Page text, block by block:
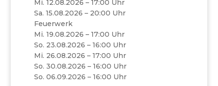
Mi. 12.08.2026 – 17:00 Uhr
Sa. 15.08.2026 – 20:00 Uhr
Feuerwerk
Mi. 19.08.2026 – 17:00 Uhr
So. 23.08.2026 – 16:00 Uhr
Mi. 26.08.2026 – 17:00 Uhr
So. 30.08.2026 – 16:00 Uhr
So. 06.09.2026 – 16:00 Uhr